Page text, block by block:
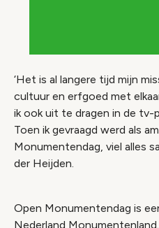
‘Het is al langere tijd mijn
cultuur en erfgoed met
ik ook uit te dragen in de tv-
Toen ik gevraagd werd als
Monumentendag, viel alles
der Heijden.
Open Monumentendag is
Nederland